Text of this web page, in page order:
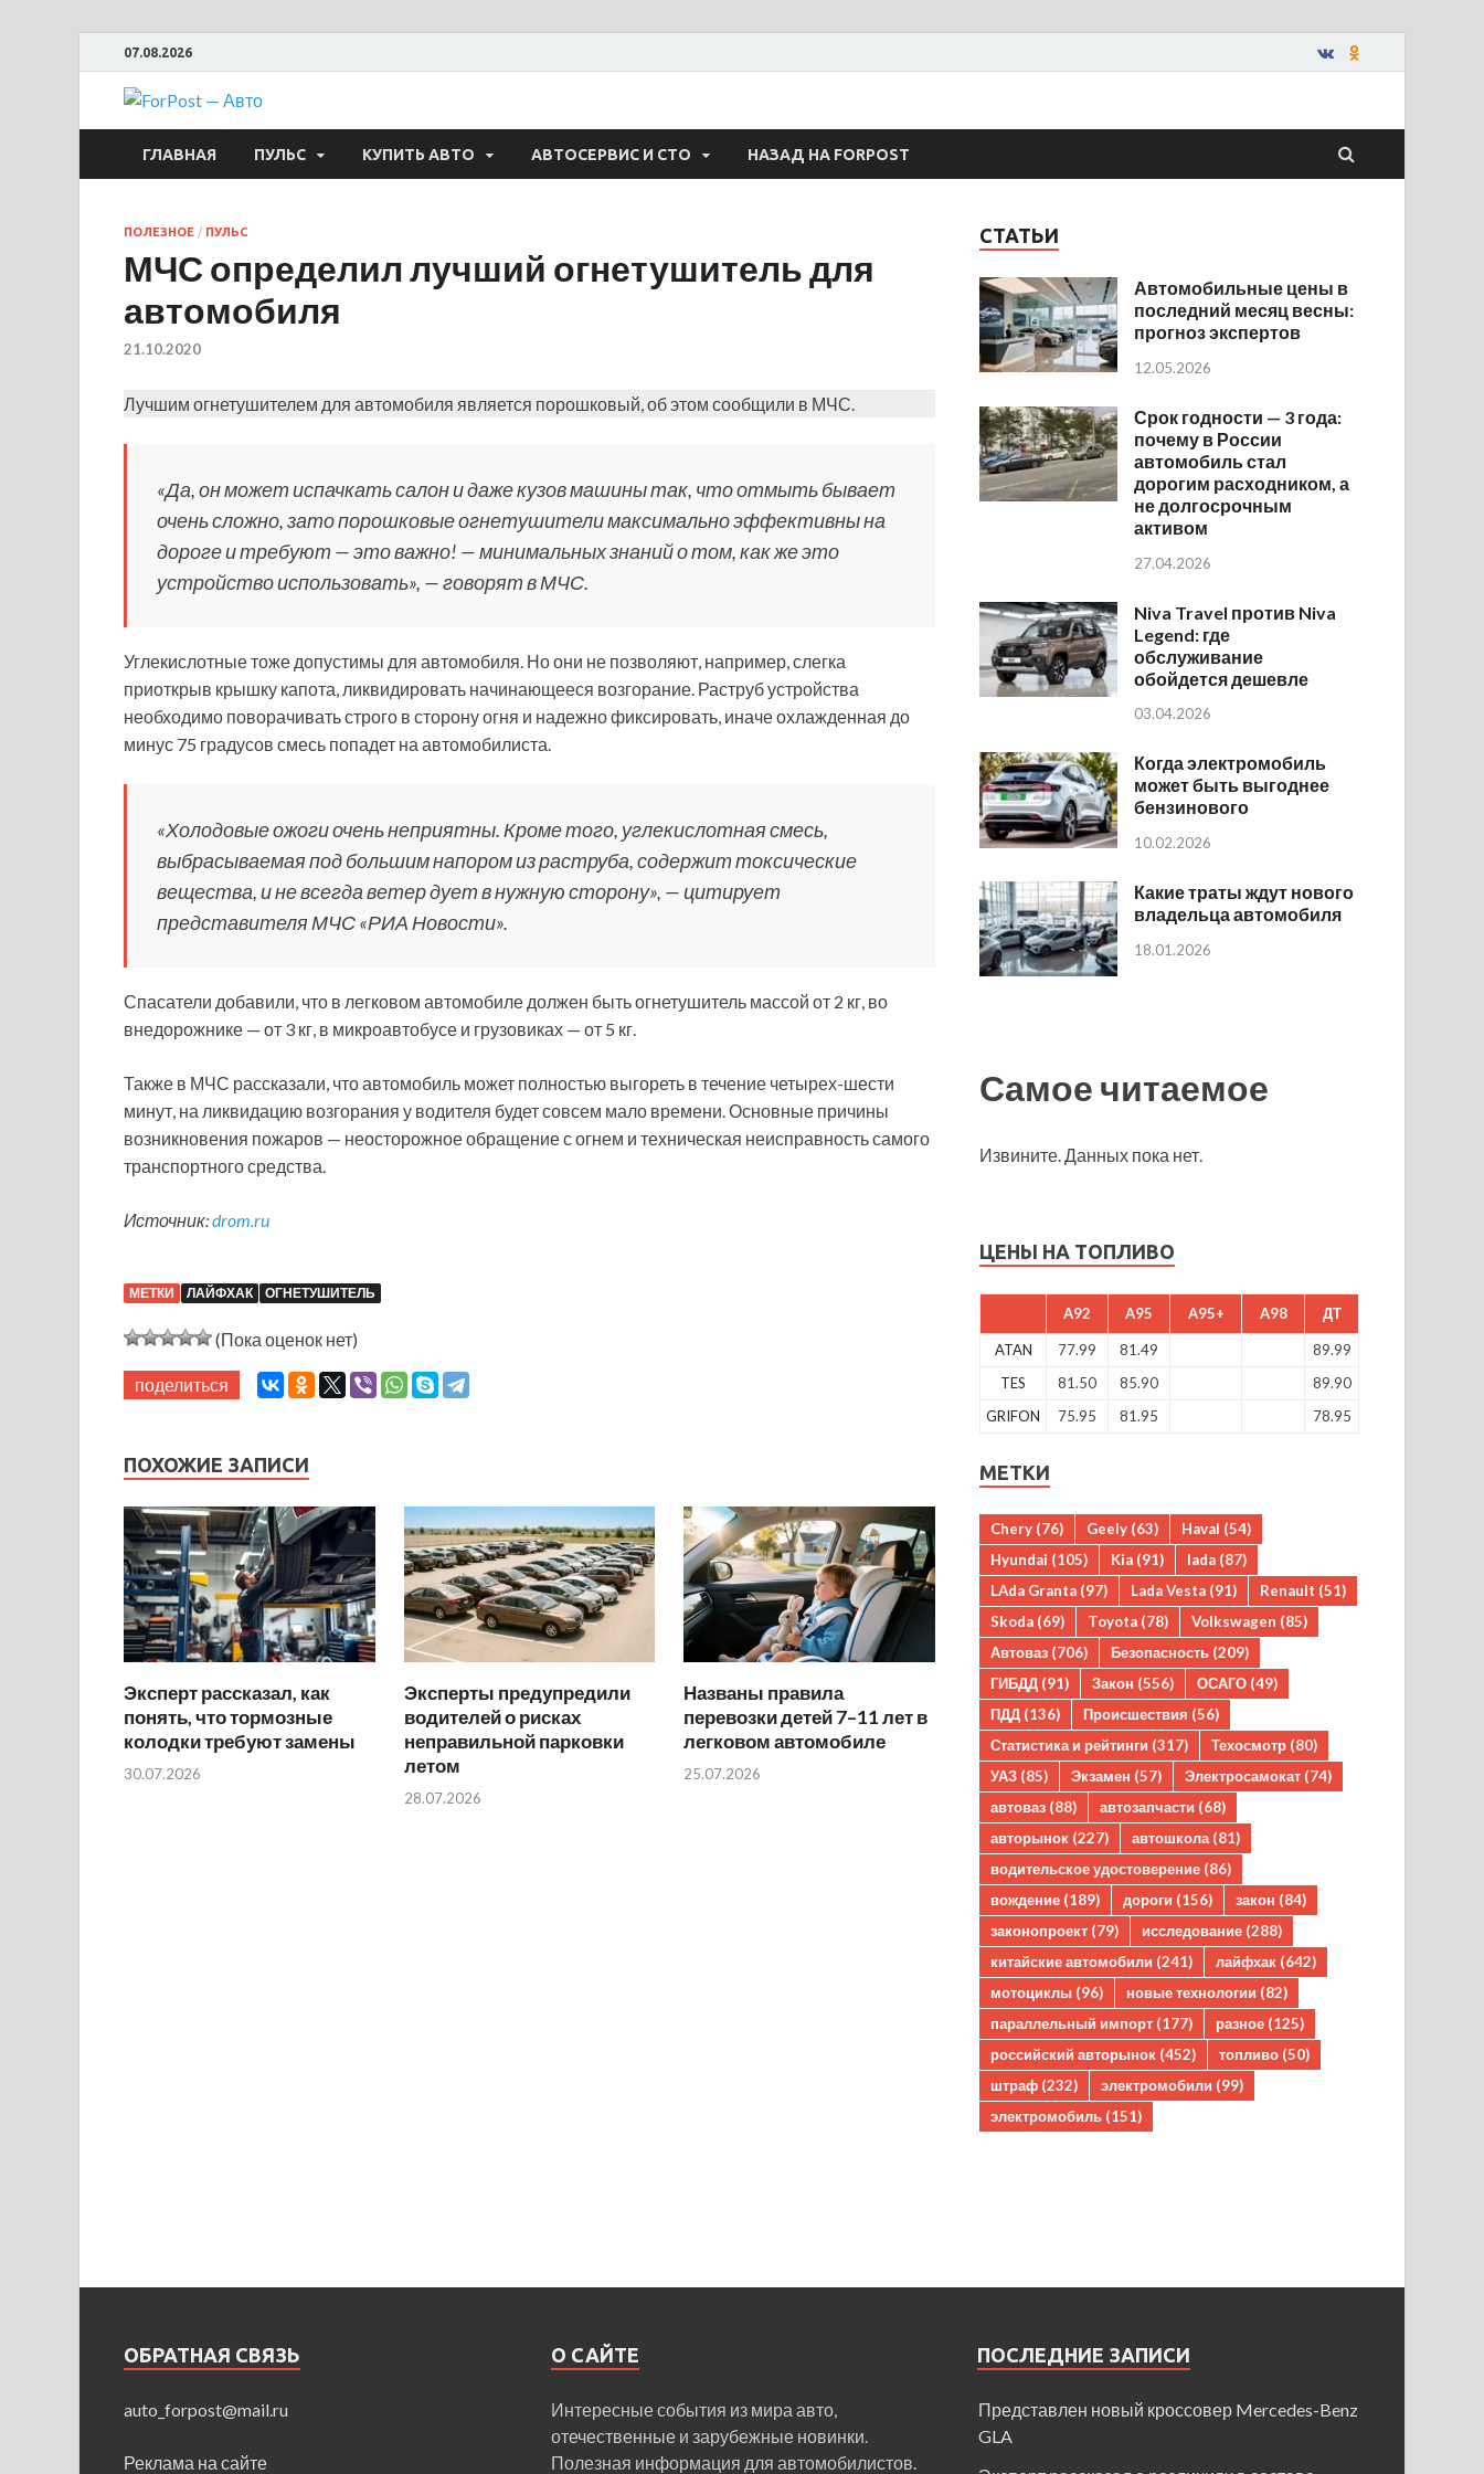
07.08.2026
ForPost — Авто
ГЛАВНАЯ ПУЛЬС КУПИТЬ АВТО АВТОСЕРВИС И СТО НАЗАД НА FORPOST
ПОЛЕЗНОЕ / ПУЛЬС
МЧС определил лучший огнетушитель для
автомобиля
21.10.2020
Лучшим огнетушителем для автомобиля является порошковый, об этом сообщили в МЧС.
«Да, он может испачкать салон и даже кузов машины так, что отмыть бывает
очень сложно, зато порошковые огнетушители максимально эффективны на
дороге и требуют — это важно! — минимальных знаний о том, как же это
устройство использовать», — говорят в МЧС.
Углекислотные тоже допустимы для автомобиля. Но они не позволяют, например, слегка
приоткрыв крышку капота, ликвидировать начинающееся возгорание. Раструб устройства
необходимо поворачивать строго в сторону огня и надежно фиксировать, иначе охлажденная до
минус 75 градусов смесь попадет на автомобилиста.
«Холодовые ожоги очень неприятны. Кроме того, углекислотная смесь,
выбрасываемая под большим напором из раструба, содержит токсические
вещества, и не всегда ветер дует в нужную сторону», — цитирует
представителя МЧС «РИА Новости».
Спасатели добавили, что в легковом автомобиле должен быть огнетушитель массой от 2 кг, во
внедорожнике — от 3 кг, в микроавтобусе и грузовиках — от 5 кг.
Также в МЧС рассказали, что автомобиль может полностью выгореть в течение четырех-шести
минут, на ликвидацию возгорания у водителя будет совсем мало времени. Основные причины
возникновения пожаров — неосторожное обращение с огнем и техническая неисправность самого
транспортного средства.
Источник:drom.ru
МЕТКИ ЛАЙФХАК ОГНЕТУШИТЕЛЬ
(Пока оценок нет)
поделиться
ПОХОЖИЕ ЗАПИСИ
Эксперт рассказал, как
понять, что тормозные
колодки требуют замены
30.07.2026
Эксперты предупредили
водителей о рисках
неправильной парковки
летом
28.07.2026
Названы правила
перевозки детей 7–11 лет в
легковом автомобиле
25.07.2026
СТАТЬИ
Автомобильные цены в
последний месяц весны:
прогноз экспертов
12.05.2026
Срок годности — 3 года:
почему в России
автомобиль стал
дорогим расходником, а
не долгосрочным
активом
27.04.2026
Niva Travel против Niva
Legend: где
обслуживание
обойдется дешевле
03.04.2026
Когда электромобиль
может быть выгоднее
бензинового
10.02.2026
Какие траты ждут нового
владельца автомобиля
18.01.2026
Самое читаемое
Извините. Данных пока нет.
ЦЕНЫ НА ТОПЛИВО
A92 A95 A95+ A98 ДТ
ATAN 77.99 81.49
89.99
TES
81.50 85.90
89.90
GRIFON
75.95 81.95 78.95
МЕТКИ
Chery (76) Geely (63) Haval (54)
Hyundai (105) Kia (91) lada (87)
LAda Granta (97) Lada Vesta (91) Renault (51)
Skoda (69) Toyota (78) Volkswagen (85)
Автоваз (706) Безопасность (209)
ГИБДД (91) Закон (556) ОСАГО (49)
ПДД (136) Происшествия (56)
Статистика и рейтинги (317) Техосмотр (80)
УАЗ (85) Экзамен (57) Электросамокат (74)
автоваз (88) автозапчасти (68)
авторынок (227) автошкола (81)
водительское удостоверение (86)
вождение (189) дороги (156) закон (84)
законопроект (79) исследование (288)
китайские автомобили (241) лайфхак (642)
мотоциклы (96) новые технологии (82)
параллельный импорт (177) разное (125)
российский авторынок (452) топливо (50)
штраф (232) электромобили (99)
электромобиль (151)
ОБРАТНАЯ СВЯЗЬ
auto_forpost@mail.ru
Реклама на сайте
О САЙТЕ
Интересные события из мира авто,
отечественные и зарубежные новинки.
Полезная информация для автомобилистов.
ПОСЛЕДНИЕ ЗАПИСИ
Представлен новый кроссовер Mercedes-Benz
GLA